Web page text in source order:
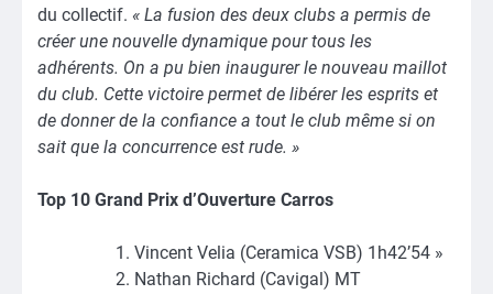
du collectif. « La fusion des deux clubs a permis de
créer une nouvelle dynamique pour tous les
adhérents. On a pu bien inaugurer le nouveau maillot
du club. Cette victoire permet de libérer les esprits et
de donner de la confiance a tout le club même si on
sait que la concurrence est rude. »
Top 10 Grand Prix d’Ouverture Carros
Vincent Velia (Ceramica VSB) 1h42’54 »
Nathan Richard (Cavigal) MT